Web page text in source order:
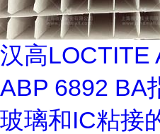
汉高LOCTITE
ABP 6892 BA
玻璃和IC粘接